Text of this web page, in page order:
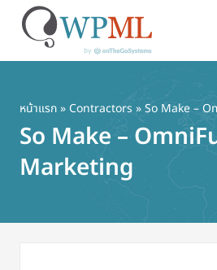
เนื้อหา
หลัก
หน้าแรก» Contractors » So Make –
So Make –
Marketing